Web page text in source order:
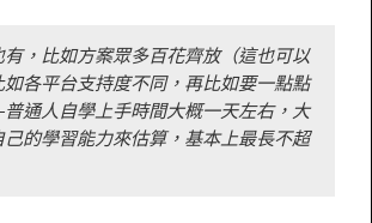
有，比如方案眾多百花齊放（這也可以
如各平台支持度不同，再比如要一點點
通人自學上手時間大概一天左右，大
己的學習能力來估算，基本上最長不超